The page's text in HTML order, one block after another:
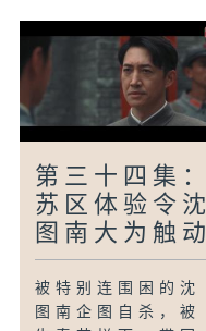
第三十四集：
苏区体验令沈
图南大为触动
被特别连围困的沈
图南企图自杀，被